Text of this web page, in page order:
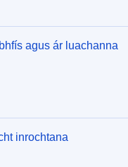
agus ár luachanna
inrochtana